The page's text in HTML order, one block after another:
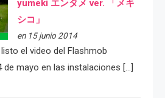
yumeki エンタメ ver. 「メキ
シコ」
en 15 junio 2014
el video del Flashmob
de mayo en las instalaciones […]